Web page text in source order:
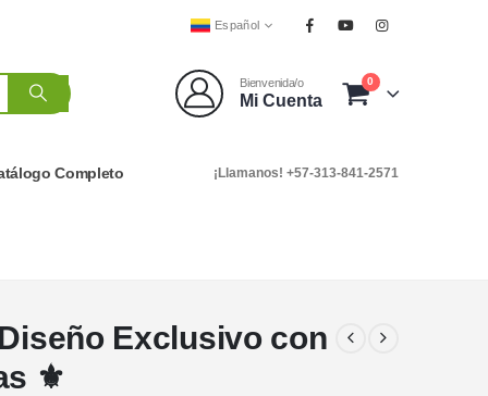
Español
Bienvenida/o
Mi Cuenta
0
Completo ¡Llamanos! +57-313-841-2571
Exclusivo con
⚜️